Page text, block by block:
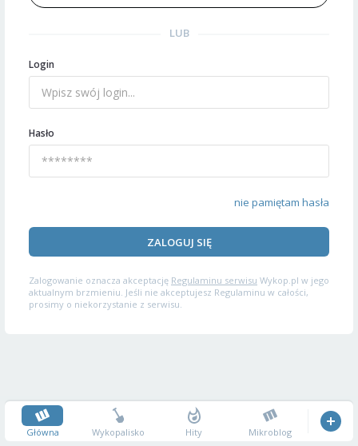
LUB
Login
Hasło
nie pamiętam hasła
ZALOGUJ SIĘ
Zalogowanie oznacza akceptację Regulaminu serwisu Wykop.pl w jego
aktualnym brzmieniu. Jeśli nie akceptujesz Regulaminu w całości,
prosimy o niekorzystanie z serwisu.
Główna Wykopalisko Hity Mikroblog